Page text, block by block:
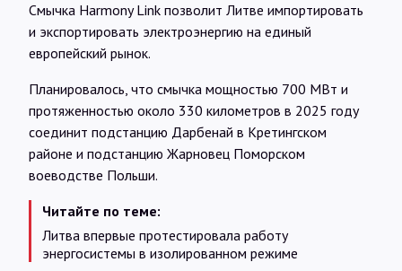
Смычка Harmony Link позволит Литве импортировать
и экспортировать электроэнергию на единый
европейский рынок.
Планировалось, что смычка мощностью 700 МВт и
протяженностью около 330 километров в 2025 году
соединит подстанцию Дарбенай в Кретингском
районе и подстанцию Жарновец Поморском
воеводстве Польши.
Читайте по теме:
Литва впервые протестировала работу
энергосистемы в изолированном режиме